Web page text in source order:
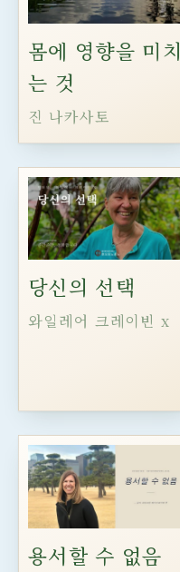
몸에 영향을 미치
는 것
진 나카사토
당신의 선택
와일레어 크레이빈 x
용서할 수 없음